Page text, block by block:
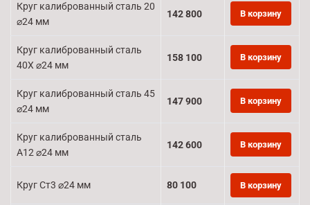
Круг калиброванный сталь 20
⌀24 мм
142 800 В корзину
Круг калиброванный сталь
40Х ⌀24 мм
158 100 В корзину
Круг калиброванный сталь 45
⌀24 мм
147 900 В корзину
Круг калиброванный сталь
А12 ⌀24 мм
142 600 В корзину
Круг Ст3 ⌀24 мм 80 100 В корзину